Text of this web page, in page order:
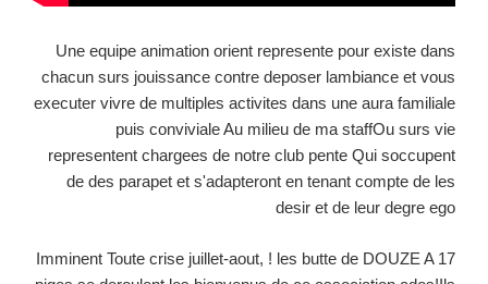
Une equipe animation orient represente pour existe dans
chacun surs jouissance contre deposer lambiance et vous
executer vivre de multiples activites dans une aura familiale
puis conviviale Au milieu de ma staffOu surs vie
representent chargees de notre club pente Qui soccupent
de des parapet et s'adapteront en tenant compte de les
desir et de leur degre ego
Imminent Toute crise juillet-aout, ! les butte de DOUZE A 17